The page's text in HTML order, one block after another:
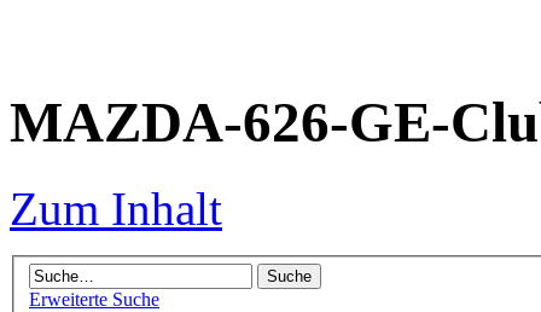
MAZDA-626-GE-
Zum Inhalt
Erweiterte Suche